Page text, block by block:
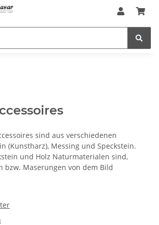
sind aus verschiedenen
(Kunstharz), Messing und Speckstein.
und Holz Naturmaterialen sind,
bzw. Maserungen von dem Bild